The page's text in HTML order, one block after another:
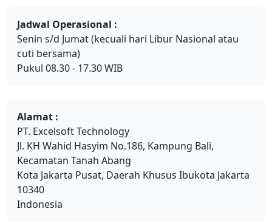
Jadwal Operasional :
Senin s/d Jumat (kecuali hari Libur Nasional atau
cuti bersama)
Pukul 08.30 - 17.30 WIB
Alamat :
PT. Excelsoft Technology
Jl. KH Wahid Hasyim No.186, Kampung Bali,
Kecamatan Tanah Abang
Kota Jakarta Pusat, Daerah Khusus Ibukota Jakarta
10340
Indonesia